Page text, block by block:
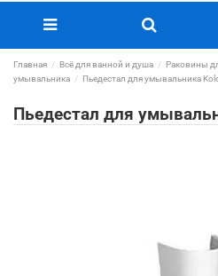
Главная Всё для ванной и душа Раковины
умывальника
Пьедестал для умывальника
Пьедестал для